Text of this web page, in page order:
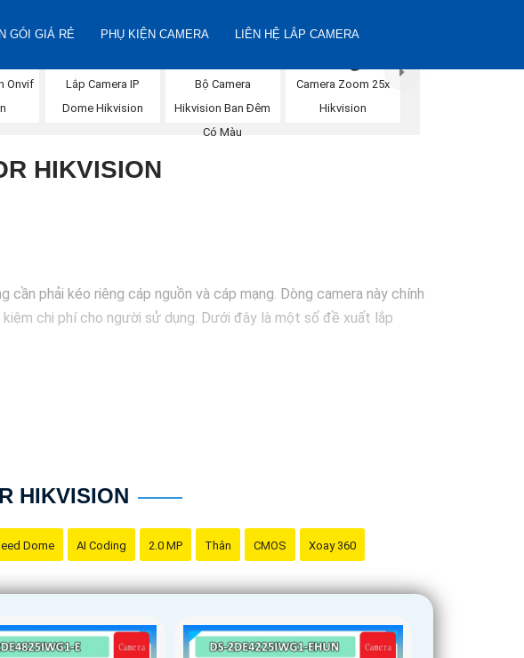
GÓI GIÁ RẺ PHỤ KIỆN CAMERA LIÊN HỆ LẮP CAMERA
Onvif
Lắp Camera IP
Dome Hikvision
Bộ Camera
Hikvision Ban Đêm
Có Màu
Camera Zoom 25x
Hikvision
HIKVISION
phải kéo riêng cáp nguồn và cáp mạng. Dòng camera này chính
chi phí cho người sử dụng. Dưới đây là một số đề xuất lắp
HIKVISION
Dome AI Coding 2.0 MP Thân CMOS Xoay 360